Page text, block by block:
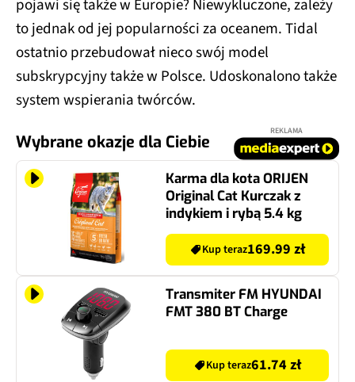
to jednak od jej popularności za oceanem. Tidal
ostatnio przebudował nieco swój model
subskrypcyjny także w Polsce. Udoskonalono także
system wspierania twórców.
Wybrane okazje dla Ciebie
REKLAMA
Karma dla kota ORIJEN
Original Cat Kurczak z
indykiem i rybą 5.4 kg
Kup teraz169.99 zł
Transmiter FM HYUNDAI
FMT 380 BT Charge
Kup teraz61.74 zł